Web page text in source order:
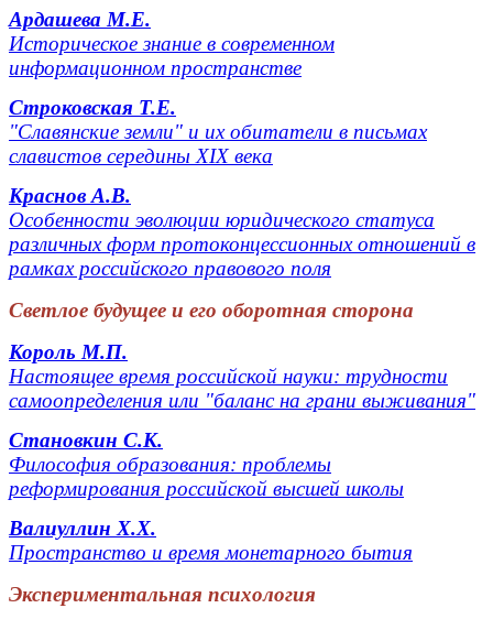
Ардашева М.Е.
Историческое знание в современном
информационном пространстве
Строковская Т.Е.
"Славянские земли" и их обитатели в письмах
славистов середины XIX века
Краснов А.В.
Особенности эволюции юридического статуса
различных форм протоконцессионных отношений в
рамках российского правового поля
Светлое будущее и его оборотная сторона
Король М.П.
Настоящее время российской науки: трудности
самоопределения или "баланс на грани выживания"
Становкин С.К.
Философия образования: проблемы
реформирования российской высшей школы
Валиуллин Х.Х.
Пространство и время монетарного бытия
Экспериментальная психология